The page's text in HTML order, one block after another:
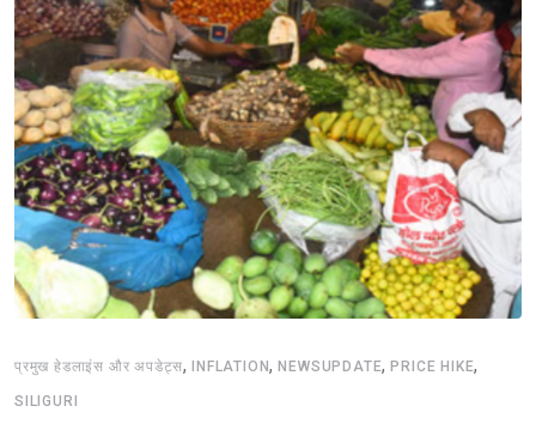
प्रमुख हेडलाइंस और अपडेट्स,INFLATION,NEWSUPDATE,PRICE HIKE,
SILIGURI